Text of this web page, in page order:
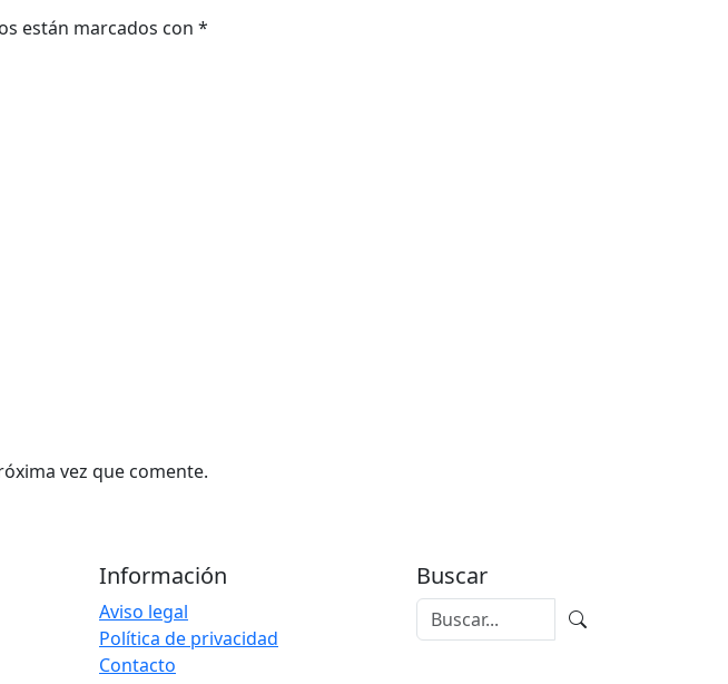
están marcados con *
vez que comente.
Información
Aviso legal
Política de privacidad
Contacto
Buscar